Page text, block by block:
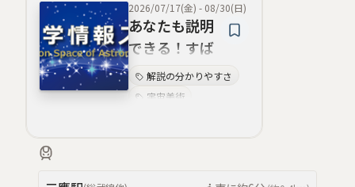
2026/07/17(金) - 08/30(日)
あなたも説明
できる！すば
る望遠鏡のひ
みつ！
解説の分かりやすさ
宇宙美術